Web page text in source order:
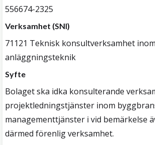
556674-2325
Verksamhet (SNI)
71121 Teknisk konsultverksamhet
anläggningsteknik
Syfte
Bolaget ska idka konsulterande
projektledningstjänster inom
managementtjänster i vid bemärkelse
därmed förenlig verksamhet.